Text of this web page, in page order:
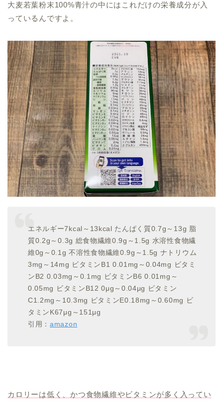
大麦若葉粉末100%青汁の中にはこれだけの栄養成分が入
っているんですよ。
エネルギー7kcal～13kcal たんぱく質0.7g～13g 脂
質0.2g～0.3g 総食物繊維0.9g～1.5g 水溶性食物繊
維0g～0.1g 不溶性食物繊維0.9g～1.5g ナトリウム
3mg～14mg ビタミンB1 0.01mg～0.04mg ビタミ
ンB2 0.03mg～0.1mg ビタミンB6 0.01mg～
0.05mg ビタミンB12 0μg～0.04μg ビタミン
C1.2mg～10.3mg ビタミンE0.18mg～0.60mg ビ
タミンK67μg～151μg
引用：amazon
カロリーは低く、かつ食物繊維やビタミンが多く入ってい